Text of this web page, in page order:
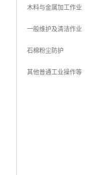
木料与金属加工作业
一般维护及清洁作业
石棉粉尘防护
其他普通工业操作等